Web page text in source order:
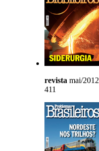
revista mai/2012
411